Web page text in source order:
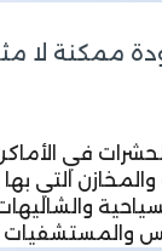
ممكنة لا
في
التي بها
والمستشفيات